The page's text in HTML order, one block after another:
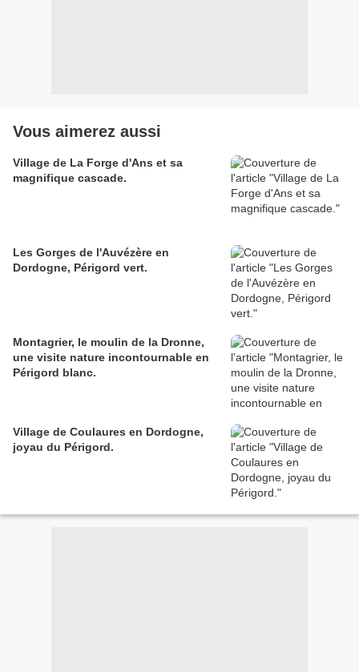
Vous aimerez aussi
Village de La Forge d'Ans et sa
magnifique cascade.
Les Gorges de l'Auvézère en
Dordogne, Périgord vert.
Montagrier, le moulin de la Dronne,
une visite nature incontournable en
Périgord blanc.
Village de Coulaures en Dordogne,
joyau du Périgord.